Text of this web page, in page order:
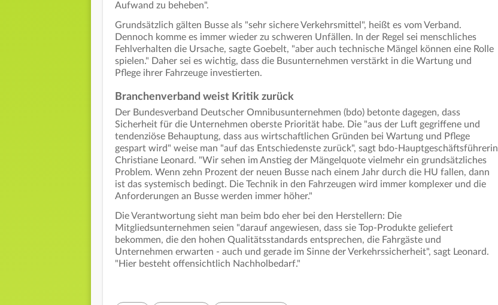
Aufwand zu beheben".
Grundsätzlich gälten Busse als "sehr sichere Verkehrsmittel", heißt es vom Verband.
Dennoch komme es immer wieder zu schweren Unfällen. In der Regel sei menschliches
Fehlverhalten die Ursache, sagte Goebelt, "aber auch technische Mängel können eine Rolle
spielen." Daher sei es wichtig, dass die Busunternehmen verstärkt in die Wartung und
Pflege ihrer Fahrzeuge investierten.
Branchenverband weist Kritik zurück
Der Bundesverband Deutscher Omnibusunternehmen (bdo) betonte dagegen, dass
Sicherheit für die Unternehmen oberste Priorität habe. Die "aus der Luft gegriffene und
tendenziöse Behauptung, dass aus wirtschaftlichen Gründen bei Wartung und Pflege
gespart wird" weise man "auf das Entschiedenste zurück", sagt bdo-Hauptgeschäftsführerin
Christiane Leonard. "Wir sehen im Anstieg der Mängelquote vielmehr ein grundsätzliches
Problem. Wenn zehn Prozent der neuen Busse nach einem Jahr durch die HU fallen, dann
ist das systemisch bedingt. Die Technik in den Fahrzeugen wird immer komplexer und die
Anforderungen an Busse werden immer höher."
Die Verantwortung sieht man beim bdo eher bei den Herstellern: Die
Mitgliedsunternehmen seien "darauf angewiesen, dass sie Top-Produkte geliefert
bekommen, die den hohen Qualitätsstandards entsprechen, die Fahrgäste und
Unternehmen erwarten - auch und gerade im Sinne der Verkehrssicherheit", sagt Leonard.
"Hier besteht offensichtlich Nachholbedarf."